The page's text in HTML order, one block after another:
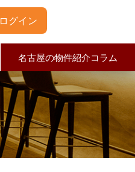
ログイン
名古屋の物件紹介コラム